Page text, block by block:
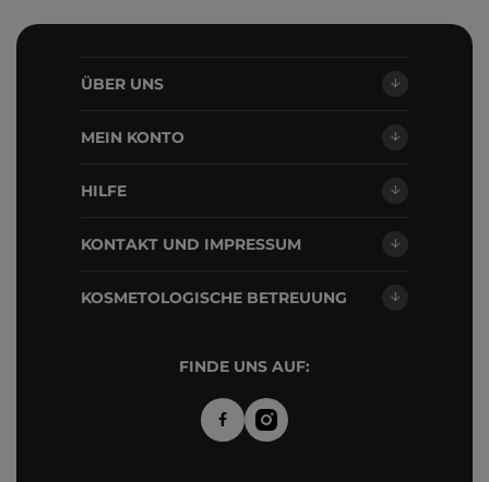
ÜBER UNS
MEIN KONTO
HILFE
KONTAKT UND IMPRESSUM
KOSMETOLOGISCHE BETREUUNG
FINDE UNS AUF: